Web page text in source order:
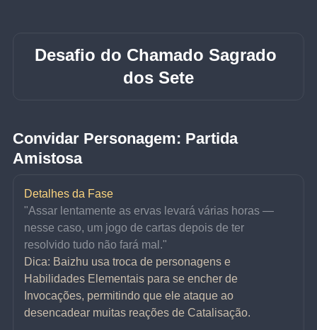
Desafio do Chamado Sagrado
dos Sete
Convidar Personagem: Partida
Amistosa
Detalhes da Fase
"Assar lentamente as ervas levará várias horas —
nesse caso, um jogo de cartas depois de ter
resolvido tudo não fará mal."
Dica: Baizhu usa troca de personagens e
Habilidades Elementais para se encher de
Invocações, permitindo que ele ataque ao
desencadear muitas reações de Catalisação.